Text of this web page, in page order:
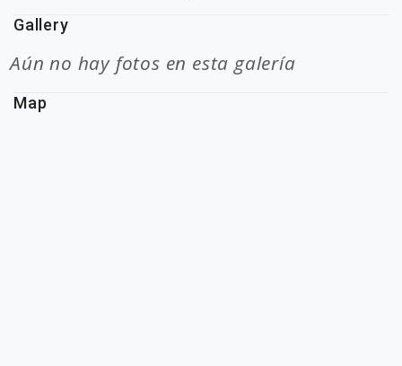
Gallery
Aún no hay fotos en esta galería
Map